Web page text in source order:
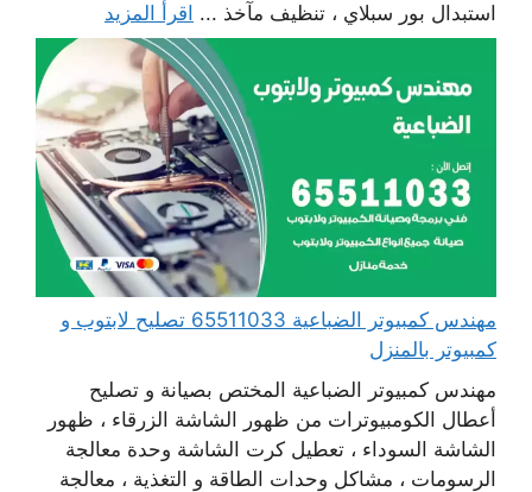
استبدال بور سبلاي ، تنظيف مآخذ ... اقرأ المزيد
مهندس كمبيوتر الضباعية 65511033 تصليح لابتوب و
كمبيوتر بالمنزل
مهندس كمبيوتر الضباعية المختص بصيانة و تصليح
أعطال الكومبيوترات من ظهور الشاشة الزرقاء ، ظهور
الشاشة السوداء ، تعطيل كرت الشاشة وحدة معالجة
الرسومات ، مشاكل وحدات الطاقة و التغذية ، معالجة